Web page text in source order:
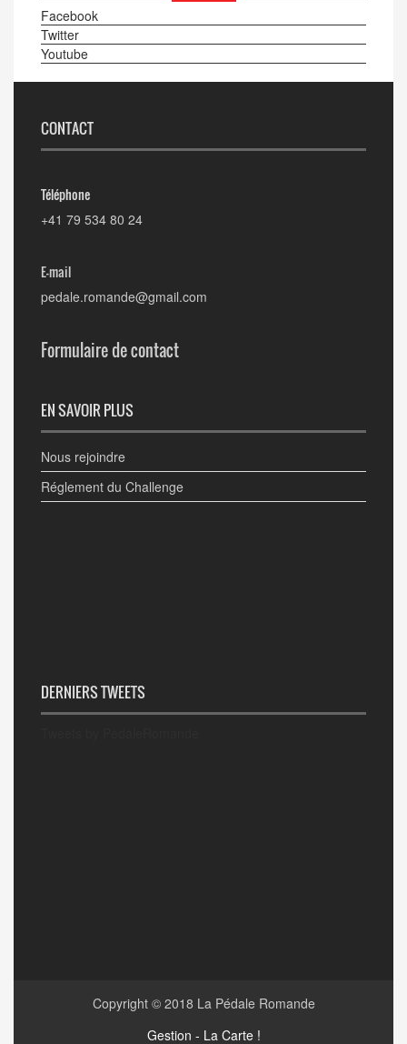
Facebook
Twitter
Youtube
CONTACT
Téléphone
+41 79 534 80 24
E-mail
pedale.romande@gmail.com
Formulaire de contact
EN SAVOIR PLUS
Nous rejoindre
Réglement du Challenge
DERNIERS TWEETS
Copyright © 2018 La Pédale Romande
Gestion - La Carte !